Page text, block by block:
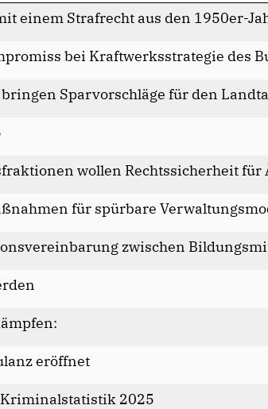
einem Strafrecht aus den 1950er-
bei Kraftwerksstrategie des
Sparvorschläge für den
wollen Rechtssicherheit für
für spürbare
zwischen
eröffnet
2025